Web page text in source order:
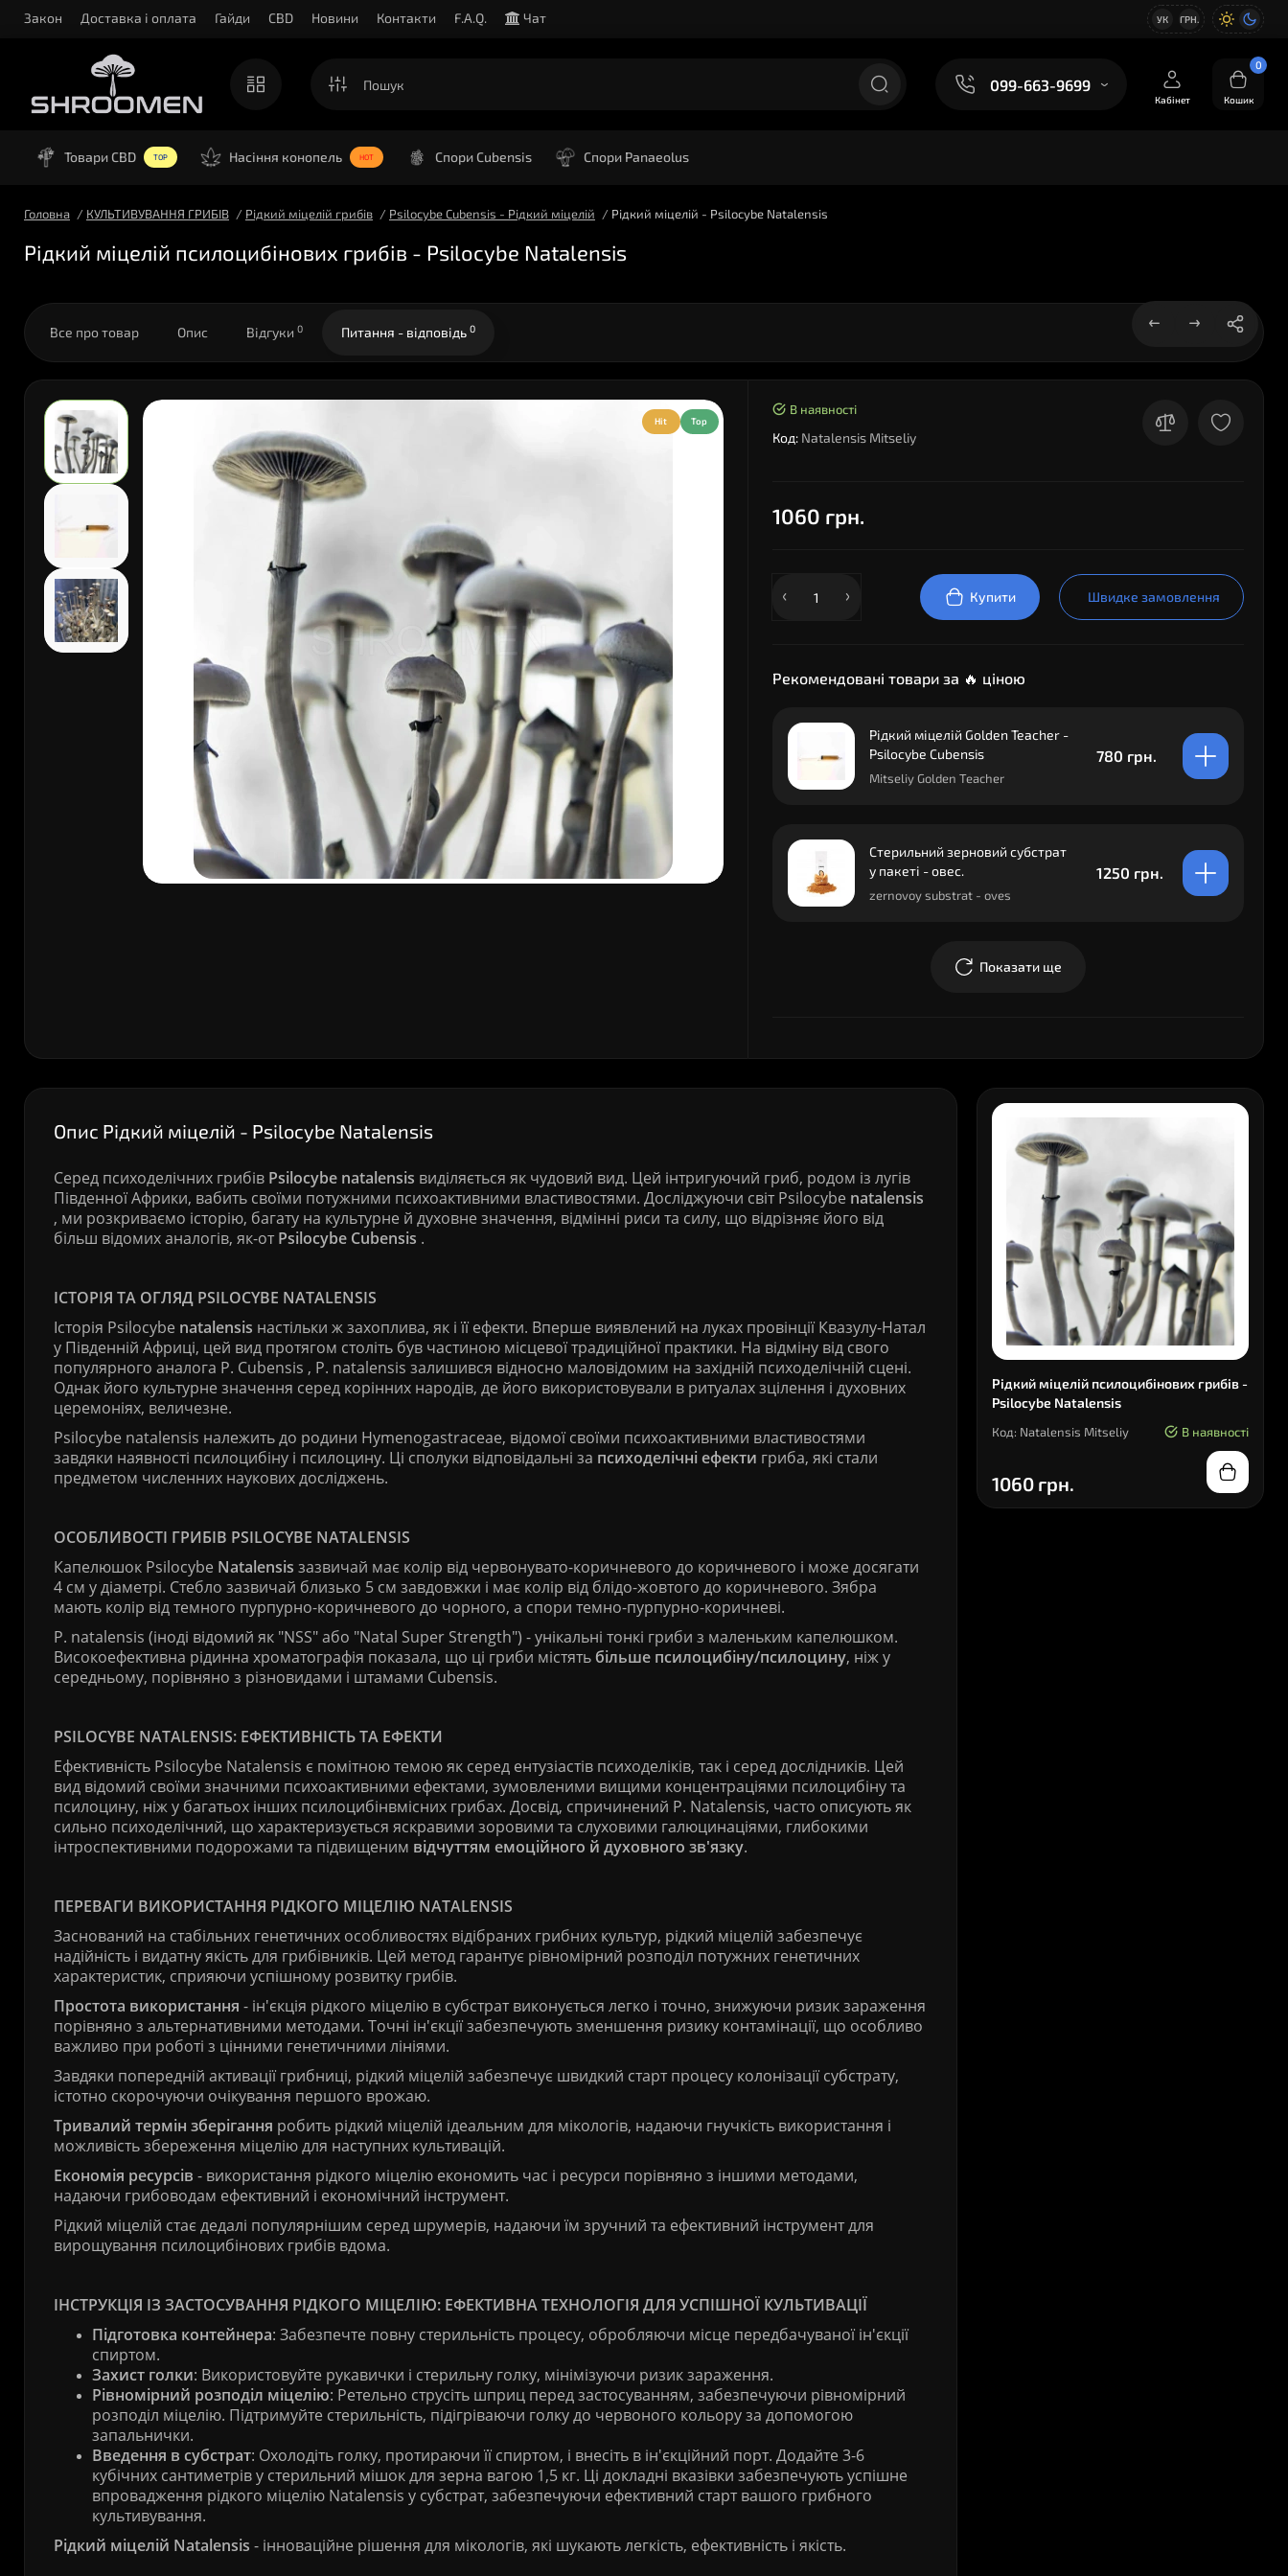
Закон Доставка і оплата Гайди CBD Новини Контакти F.A.Q. Чат УК ГРН.
099-663-9699
Кабінет
0
Кошик
Товари CBD TOP Насіння конопель HOT Спори Cubensis Спори Panaeolus
Головна КУЛЬТИВУВАННЯ ГРИБІВ Рідкий міцелій грибів Psilocybe Cubensis - Рідкий міцелій Рідкий міцелій - Psilocybe Natalensis
Рідкий міцелій псилоцибінових грибів - Psilocybe Natalensis
Все про товар Опис Відгуки 0 Питання - відповідь 0
Hit Top
В наявності
Код: Natalensis Mitseliy
1060 грн.
Купити Швидке замовлення
Рекомендовані товари за 🔥 ціною
Рідкий міцелій Golden Teacher -
Psilocybe Cubensis
Mitseliy Golden Teacher
780 грн.
Стерильний зерновий субстрат
у пакеті - овес.
zernovoy substrat - oves
1250 грн.
Показати ще
Опис Рідкий міцелій - Psilocybe Natalensis
Серед психоделічних грибів Psilocybe natalensis виділяється як чудовий вид. Цей інтригуючий гриб, родом із лугів
Південної Африки, вабить своїми потужними психоактивними властивостями. Досліджуючи світ Psilocybe natalensis
, ми розкриваємо історію, багату на культурне й духовне значення, відмінні риси та силу, що відрізняє його від
більш відомих аналогів, як-отPsilocybe Cubensis .
ІСТОРІЯ ТА ОГЛЯД PSILOCYBE NATALENSIS
Історія Psilocybe natalensis настільки ж захоплива, як і її ефекти. Вперше виявлений на луках провінції Квазулу-Натал
у Південній Африці, цей вид протягом століть був частиною місцевої традиційної практики. На відміну від свого
популярного аналога P. Cubensis , P. natalensis залишився відносно маловідомим на західній психоделічній сцені.
Однак його культурне значення серед корінних народів, де його використовували в ритуалах зцілення і духовних
церемоніях, величезне.
Psilocybe natalensis належить до родини Hymenogastraceae, відомої своїми психоактивними властивостями
завдяки наявності псилоцибіну і псилоцину. Ці сполуки відповідальні за психоделічні ефекти гриба, які стали
предметом численних наукових досліджень.
ОСОБЛИВОСТІ ГРИБІВ PSILOCYBE NATALENSIS
Капелюшок Psilocybe Natalensis зазвичай має колір від червонувато-коричневого до коричневого і може досягати
4 см у діаметрі. Стебло зазвичай близько 5 см завдовжки і має колір від блідо-жовтого до коричневого. Зябра
мають колір від темного пурпурно-коричневого до чорного, а спори темно-пурпурно-коричневі.
P. natalensis (іноді відомий як "NSS" або "Natal Super Strength") - унікальні тонкі гриби з маленьким капелюшком.
Високоефективна рідинна хроматографія показала, що ці гриби містятьбільше псилоцибіну/псилоцину, ніж у
середньому, порівняно з різновидами і штамами Cubensis.
PSILOCYBE NATALENSIS: ЕФЕКТИВНІСТЬ ТА ЕФЕКТИ
Ефективність Psilocybe Natalensis є помітною темою як серед ентузіастів психоделіків, так і серед дослідників. Цей
вид відомий своїми значними психоактивними ефектами, зумовленими вищими концентраціями псилоцибіну та
псилоцину, ніж у багатьох інших псилоцибінвмісних грибах. Досвід, спричинений P. Natalensis, часто описують як
сильно психоделічний, що характеризується яскравими зоровими та слуховими галюцинаціями, глибокими
інтроспективними подорожами та підвищеним відчуттям емоційного й духовного зв'язку.
ПЕРЕВАГИ ВИКОРИСТАННЯ РІДКОГО МІЦЕЛІЮ NATALENSIS
Заснований на стабільних генетичних особливостях відібраних грибних культур, рідкий міцелій забезпечує
надійність і видатну якість для грибівників. Цей метод гарантує рівномірний розподіл потужних генетичних
характеристик, сприяючи успішному розвитку грибів.
Простота використання - ін'єкція рідкого міцелію в субстрат виконується легко і точно, знижуючи ризик зараження
порівняно з альтернативними методами. Точні ін'єкції забезпечують зменшення ризику контамінації, що особливо
важливо при роботі з цінними генетичними лініями.
Завдяки попередній активації грибниці, рідкий міцелій забезпечує швидкий старт процесу колонізації субстрату,
істотно скорочуючи очікування першого врожаю.
Тривалий термін зберігання робить рідкий міцелій ідеальним для мікологів, надаючи гнучкість використання і
можливість збереження міцелію для наступних культивацій.
Економія ресурсів - використання рідкого міцелію економить час і ресурси порівняно з іншими методами,
надаючи грибоводам ефективний і економічний інструмент.
Рідкий міцелій стає дедалі популярнішим серед шрумерів, надаючи їм зручний та ефективний інструмент для
вирощування псилоцибінових грибів вдома.
ІНСТРУКЦІЯ ІЗ ЗАСТОСУВАННЯ РІДКОГО МІЦЕЛІЮ: ЕФЕКТИВНА ТЕХНОЛОГІЯ ДЛЯ УСПІШНОЇ КУЛЬТИВАЦІЇ
Підготовка контейнера: Забезпечте повну стерильність процесу, обробляючи місце передбачуваної ін'єкції
спиртом.
Захист голки: Використовуйте рукавички і стерильну голку, мінімізуючи ризик зараження.
Рівномірний розподіл міцелію: Ретельно струсіть шприц перед застосуванням, забезпечуючи рівномірний
розподіл міцелію. Підтримуйте стерильність, підігріваючи голку до червоного кольору за допомогою
запальнички.
Введення в субстрат: Охолодіть голку, протираючи її спиртом, і внесіть в ін'єкційний порт. Додайте 3-6
кубічних сантиметрів у стерильний мішок для зерна вагою 1,5 кг. Ці докладні вказівки забезпечують успішне
впровадження рідкого міцелію Natalensis у субстрат, забезпечуючи ефективний старт вашого грибного
культивування.
Рідкий міцелій Natalensis - інноваційне рішення для мікологів, які шукають легкість, ефективність і якість.
Рідкий міцелій псилоцибінових грибів -
Psilocybe Natalensis
Код: Natalensis Mitseliy В наявності
1060 грн.